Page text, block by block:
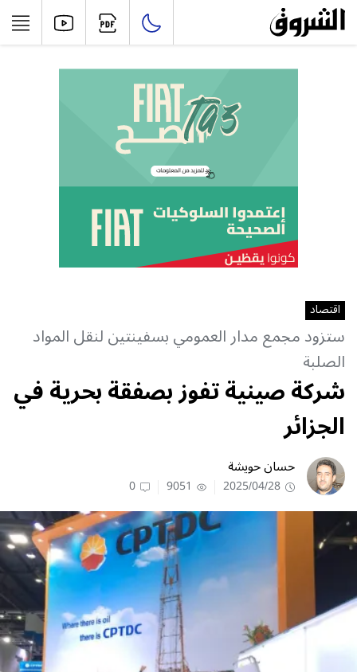
اقتصاد
ستزود مجمع مدار العمومي بسفينتين لنقل المواد
الصلبة
شركة صينية تفوز بصفقة بحرية في
الجزائر
حسان حويشة
2025/04/28
9051
0